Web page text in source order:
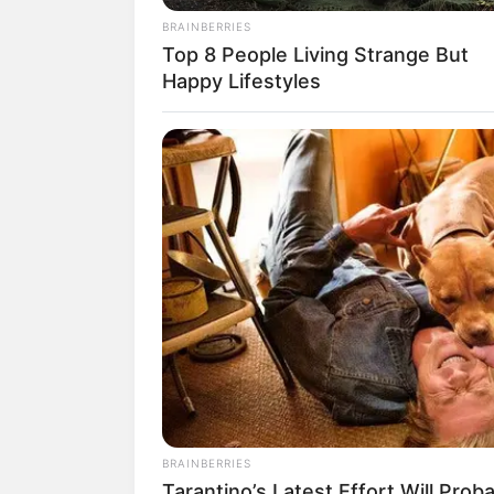
Daftar isi
1. Acropolis of Athena,
BRAINBERRIES
Top 8 People Living Strange But
Happy Lifestyles
BRAINBERRIES